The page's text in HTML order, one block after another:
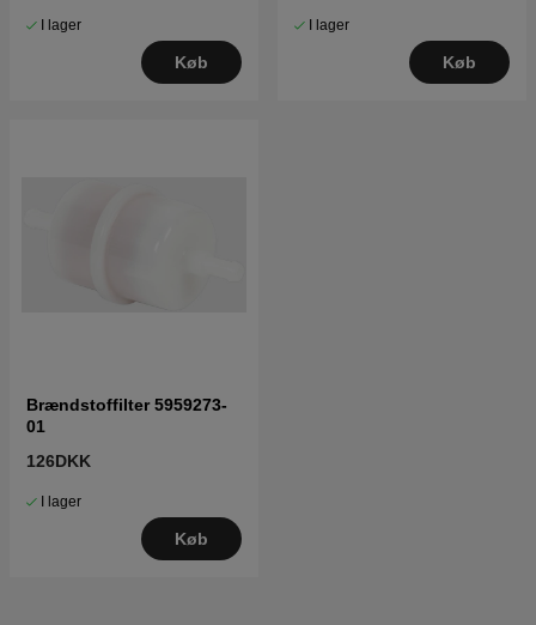
I lager
Køb
I lager
Køb
Brændstoffilter 5959273-
01
126DKK
I lager
Køb